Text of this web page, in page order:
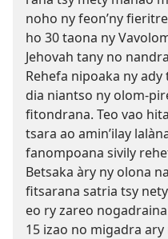
noho ny feon’ny
ho 30 taona ny
Jehovah tany no
Rehefa nipoaka ny ady
dia niantso ny olom-
fitondrana. Teo vao
tsara ao amin’ilay
fanompoana sivily
Betsaka àry ny olona
fitsarana satria tsy
eo ry zareo
15 izao no migadra